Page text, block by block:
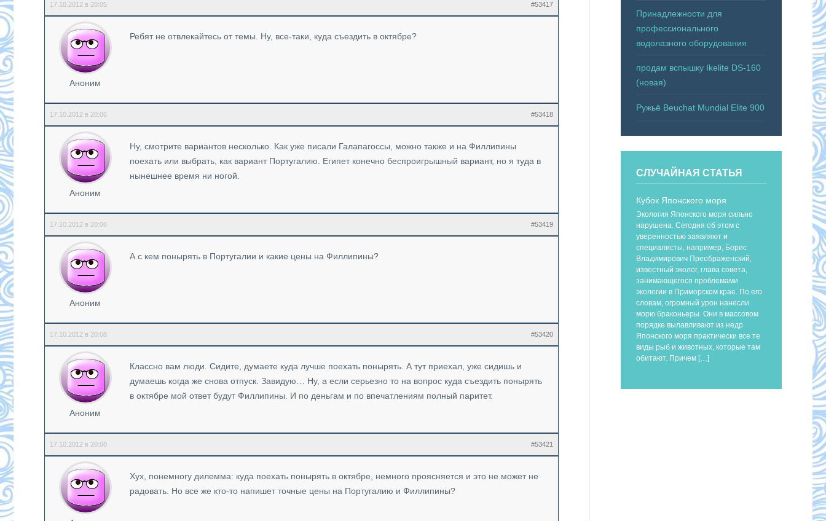
17.10.2012 в 20:05 #53417
Аноним
Ребят не отвлекайтесь от темы. Ну, все-таки, куда съездить в октябре?
17.10.2012 в 20:06 #53418
Аноним
Ну, смотрите вариантов несколько. Как уже писали Галапагоссы, можно также и на Филлипины
поехать или выбрать, как вариант Португалию. Египет конечно беспроигрышный вариант, но я туда в
нынешнее время ни ногой.
17.10.2012 в 20:06 #53419
Аноним
А с кем понырять в Португалии и какие цены на Филлипины?
17.10.2012 в 20:08 #53420
Аноним
Классно вам люди. Сидите, думаете куда лучше поехать понырять. А тут приехал, уже сидишь и
думаешь когда же снова отпуск. Завидую… Ну, а если серьезно то на вопрос куда съездить понырять
в октябре мой ответ будут Филлипины. И по деньгам и по впечатлениям полный паритет.
17.10.2012 в 20:08 #53421
Хух, понемногу дилемма: куда поехать понырять в октябре, немного проясняется и это не может не
радовать. Но все же кто-то напишет точные цены на Португалию и Филлипины?
Принадлежности для
профессионального
водолазного оборудования
продам вспышку Ikelite DS-160
(новая)
Ружьё Beuchat Mundial Elite 900
СЛУЧАЙНАЯ СТАТЬЯ
Кубок Японского моря
Экология Японского моря сильно
нарушена. Сегодня об этом с
уверенностью заявляют и
специалисты, например, Борис
Владимирович Преображенский,
известный эколог, глава совета,
занимающегося проблемами
экологии в Приморском крае. По его
словам, огромный урон нанесли
морю браконьеры. Они в массовом
порядке вылавливают из недр
Японского моря практически все те
виды рыб и животных, которые там
обитают. Причем […]